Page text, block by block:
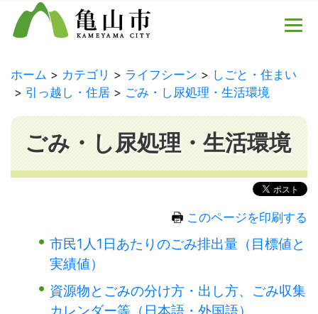
ホーム カテゴリ ライフシーン
しごと・住まい
引っ越し・住居
ごみ・し尿処理・生活環境
ごみ・し尿処理・生活環境
このページを印刷する
市民1人1日あたりのごみ排出量（目標値と
実績値）
資源物とごみの分け方・出し方、ごみ収集
カレンダー等（日本語・外国語）